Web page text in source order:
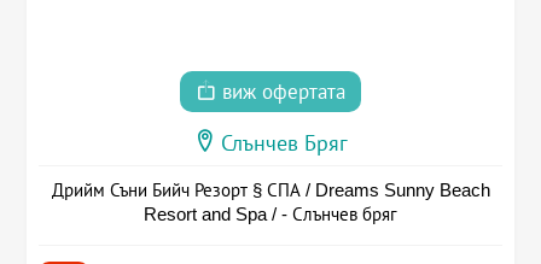
виж офертата
Слънчев Бряг
Дрийм Съни Бийч Резорт § СПА / Dreams Sunny Beach
Resort and Spa / - Слънчев бряг